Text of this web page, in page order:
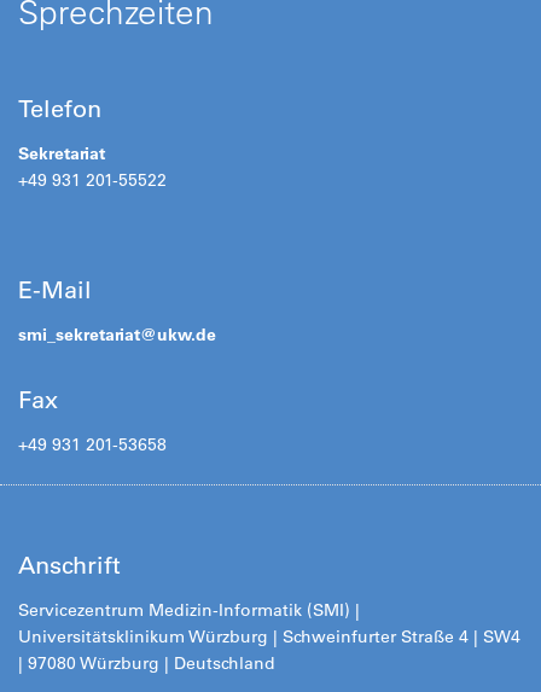
Sprechzeiten
Telefon
Sekretariat
+49 931 201-55522
E-Mail
smi_sekretariat@ukw.de
Fax
+49 931 201-53658
Anschrift
Servicezentrum Medizin-Informatik (SMI) |
Universitätsklinikum Würzburg | Schweinfurter Straße 4 | SW4
| 97080 Würzburg | Deutschland